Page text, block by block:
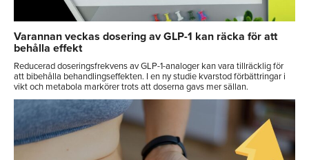
Varannan veckas dosering av GLP-1 kan räcka för att
behålla effekt
Reducerad doseringsfrekvens av GLP-1-analoger kan vara tillräcklig för
att bibehålla behandlingseffekten. I en ny studie kvarstod förbättringar i
vikt och metabola markörer trots att doserna gavs mer sällan.